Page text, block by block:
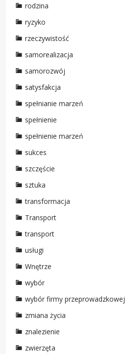
rodzina
ryzyko
rzeczywistość
samorealizacja
samorozwój
satysfakcja
spełnianie marzeń
spełnienie
spełnienie marzeń
sukces
szczęście
sztuka
transformacja
Transport
transport
usługi
Wnętrze
wybór
wybór firmy przeprowadzkowej
zmiana życia
znalezienie
zwierzęta